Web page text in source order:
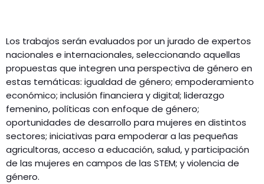
Los trabajos serán evaluados por un jurado de expertos
nacionales e internacionales, seleccionando aquellas
propuestas que integren una perspectiva de género en
estas temáticas: igualdad de género; empoderamiento
económico; inclusión financiera y digital; liderazgo
femenino, políticas con enfoque de género;
oportunidades de desarrollo para mujeres en distintos
sectores; iniciativas para empoderar a las pequeñas
agricultoras, acceso a educación, salud, y participación
de las mujeres en campos de las STEM; y violencia de
género.